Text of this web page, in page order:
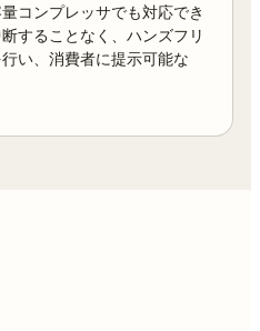
コンプレッサでも対応でき
することなく、ハンズフリ
い、消費者に提示可能な